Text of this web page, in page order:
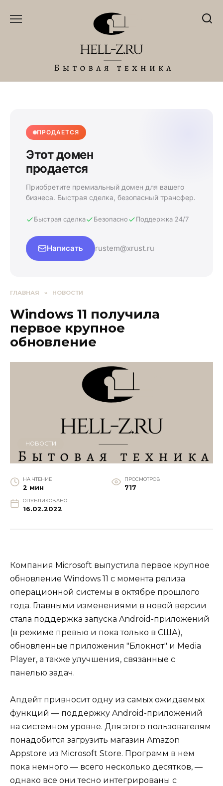
ПРОДАЕТСЯ
Этот домен
продается
Приобретите премиальный домен для вашего
бизнеса. Быстрая сделка, безопасный трансфер.
Быстрая сделка Безопасно Поддержка 24/7
Написать rustem@xrust.ru
ГЛАВНАЯ » НОВОСТИ
Windows 11 получила
первое крупное
обновление
НОВОСТИ
НА ЧТЕНИЕ
2 мин
ПРОСМОТРОВ
717
ОПУБЛИКОВАНО
16.02.2022
Компания Microsoft выпустила первое крупное
обновление Windows 11 с момента релиза
операционной системы в октябре прошлого
года. Главными изменениями в новой версии
стала поддержка запуска Android-приложений
(в режиме превью и пока только в США),
обновленные приложения "Блокнот" и Media
Player, а также улучшения, связанные с
панелью задач.
Апдейт привносит одну из самых ожидаемых
функций — поддержку Android-приложений
на системном уровне. Для этого пользователям
понадобится загрузить магазин Amazon
Appstore из Microsoft Store. Программ в нем
пока немного — всего несколько десятков, —
однако все они тесно интегрированы с